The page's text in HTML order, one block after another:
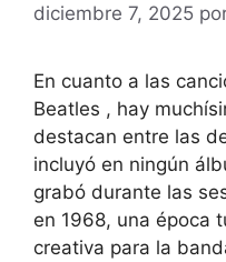
diciembre 7, 2025
En cuanto a las
Beatles , hay
destacan entre las
incluyó en ningún
grabó durante las
en 1968, una época
creativa para la